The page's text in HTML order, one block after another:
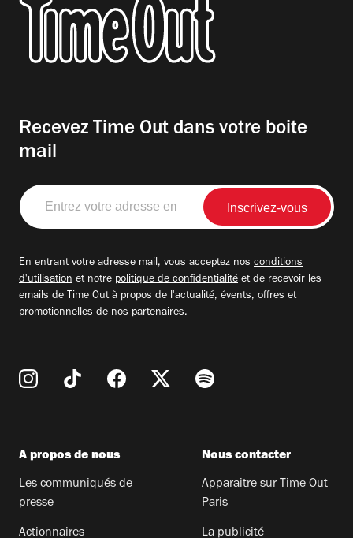
Recevez Time Out dans votre boite
mail
Entrez
votre
adresse
En entrant votre adresse mail, vous acceptez nos conditions
d'utilisation et notre politique de confidentialité et de recevoir les
emails de Time Out à propos de l'actualité, évents, offres et
promotionnelles de nos partenaires.
A propos de nous
Les communiqués de
presse
Actionnaires
Nous contacter
Apparaitre sur Time Out
Paris
La publicité